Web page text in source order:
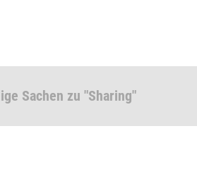
Sachen zu "Sharing"